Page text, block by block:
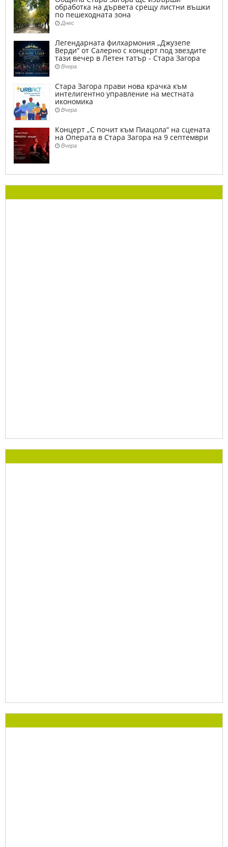
обработка на дървета срещу листни въшки
по пешеходната зона
Днес
Легендарната филхармония „Джузепе
Верди“ от Салерно с концерт под звездите
тази вечер в Летен татър - Стара Загора
Вчера
Стара Загора прави нова крачка към
интелигентно управление на местната
икономика
Вчера
Концерт „С почит към Пиацола“ на сцената
на Операта в Стара Загора на 9 септември
Вчера